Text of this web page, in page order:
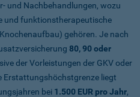
und Nachbehandlungen, wozu
und funktionstherapeutische
gehören. Je nach
80, 90 oder
der Vorleistungen der GKV oder
Erstattungshöchstgrenze liegt
bei 1.500 EUR pro Jahr,